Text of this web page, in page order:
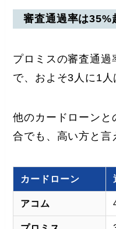
審査通過率は35%
プロミスの審査通
で、およそ3人に1人
他のカードローンと
合でも、高い方と言
カードローン
アコム